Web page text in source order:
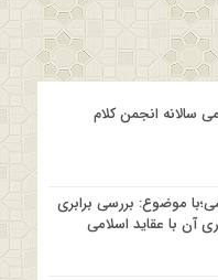
سالانه انجمن کلام
موضوع: بررسی برابری
آن با عقاید اسلامی